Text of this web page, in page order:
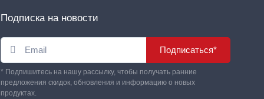
Подписка на новости
Подписаться*
* Подпишитесь на нашу рассылку, чтобы получать ранние
предложения скидок, обновления и информацию о новых
продуктах.